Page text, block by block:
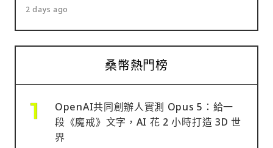
2 days ago
桑幣熱門榜
OpenAI共同創辦人實測 Opus 5：給一
段《魔戒》文字，AI 花 2 小時打造 3D 世
界